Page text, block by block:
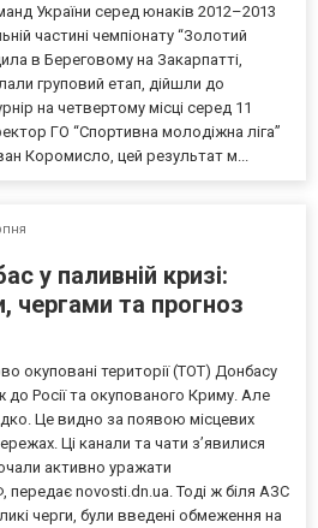
України серед юнаків 2012–2013
частині чемпіонату “Золотий
в Береговому на Закарпатті,
груповий етап, дійшли до
на четвертому місці серед 11
ГО “Спортивна молодіжна ліга”
Коромисло, цей результат м...
у паливній кризі:
чергами та прогноз
окуповані території (ТОТ) Донбасу
до Росії та окупованого Криму. Але
Це видно за появою місцевих
Ці канали та чати з’явилися
активно уражати
передає novosti.dn.ua. Тоді ж біля АЗС
черги, були введені обмеження на